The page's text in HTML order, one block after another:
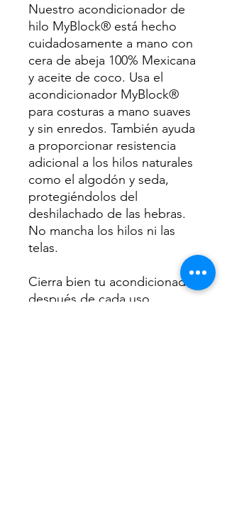
Nuestro acondicionador de
hilo MyBlock® está hecho
cuidadosamente a mano con
cera de abeja 100% Mexicana
y aceite de coco. Usa el
acondicionador MyBlock®
para costuras a mano suaves
y sin enredos. También ayuda
a proporcionar resistencia
adicional a los hilos naturales
como el algodón y seda,
protegiéndolos del
deshilachado de las hebras.
No mancha los hilos ni las
telas.
Cierra bien tu acondicionador
después de cada uso.